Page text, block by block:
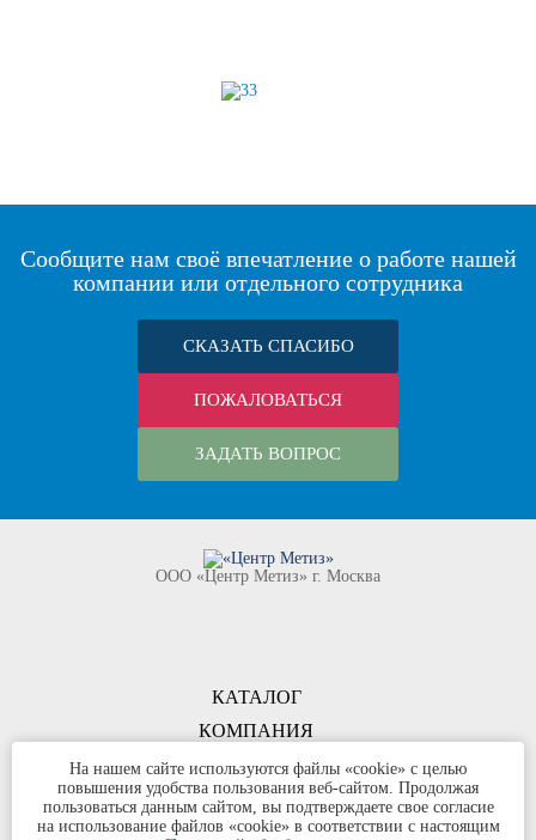
Сообщите нам своё впечатление о работе нашей
компании или отдельного сотрудника
СКАЗАТЬ СПАСИБО
ПОЖАЛОВАТЬСЯ
ЗАДАТЬ ВОПРОС
КОМПАНИЯ
ООО «Центр Метиз» г. Москва
КАТАЛОГ
КОНТАКТЫ
©ООО «Центр Метиз» 2000-2026
Все права защищены
На нашем сайте используются файлы «cookie» с целью
повышения удобства пользования веб-сайтом. Продолжая
пользоваться данным сайтом, вы подтверждаете свое согласие
на использование файлов «cookie» в соответствии с настоящим